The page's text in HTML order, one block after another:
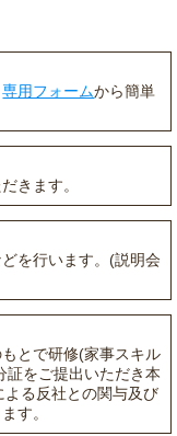
専用フォームから簡単
きます。
を行います。(説明会
とで研修(家事スキル
証をご提出いただき本
よる反社との関与及び
す。